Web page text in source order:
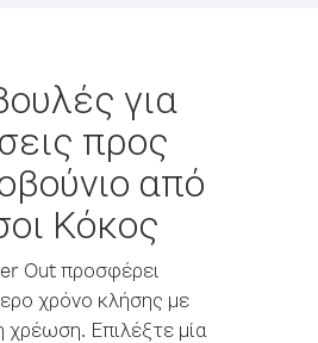
για
προς
από
Κόκος
Out προσφέρει
χρόνο κλήσης με
χρέωση. Επιλέξτε μία